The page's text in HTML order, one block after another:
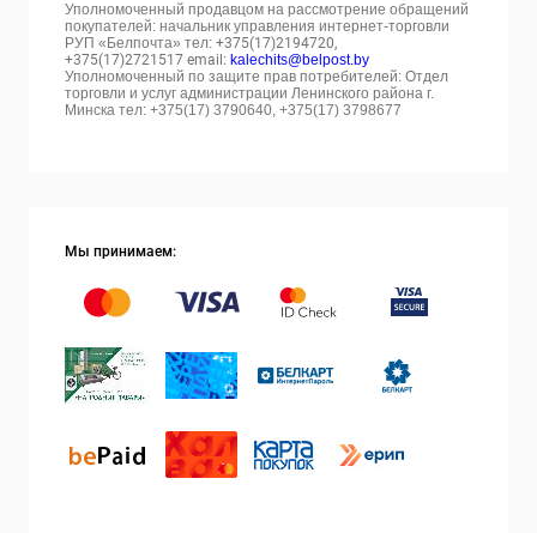
Уполномоченный продавцом на рассмотрение обращений
покупателей: начальник управления интернет-торговли
РУП «Белпочта» тел: +375(17)2194720,
+375(17)2721517 email: kalechits@belpost.by
Уполномоченный по защите прав потребителей: Отдел
торговли и услуг администрации Ленинского района г.
Минска тел: +375(17) 3790640, +375(17) 3798677
Мы принимаем: